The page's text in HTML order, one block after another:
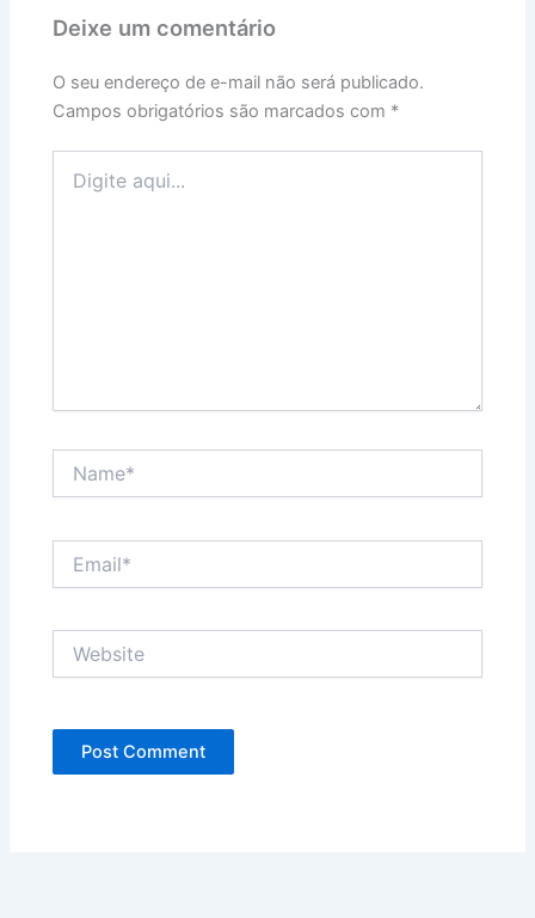
Deixe um comentário
O seu endereço de e-mail não será publicado.
Campos obrigatórios são marcados com *
aqui...